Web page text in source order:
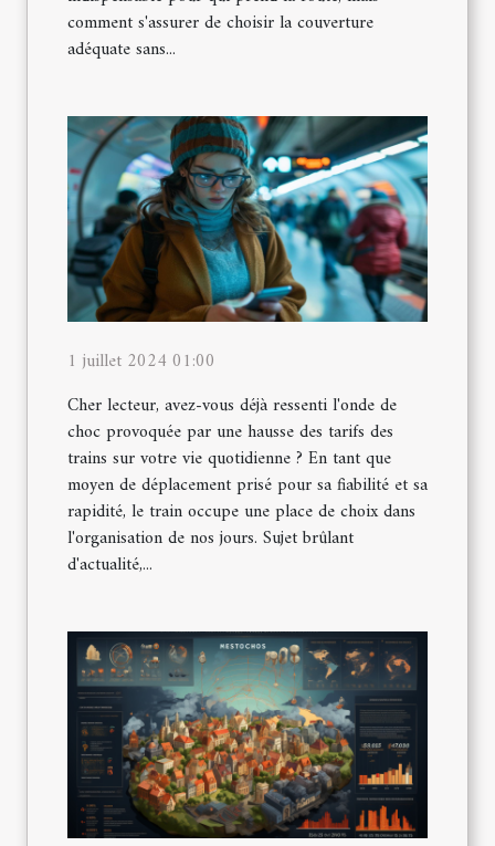
comment s'assurer de choisir la couverture
adéquate sans...
1 juillet 2024 01:00
Cher lecteur, avez-vous déjà ressenti l'onde de
choc provoquée par une hausse des tarifs des
trains sur votre vie quotidienne ? En tant que
moyen de déplacement prisé pour sa fiabilité et sa
rapidité, le train occupe une place de choix dans
l'organisation de nos jours. Sujet brûlant
d'actualité,...